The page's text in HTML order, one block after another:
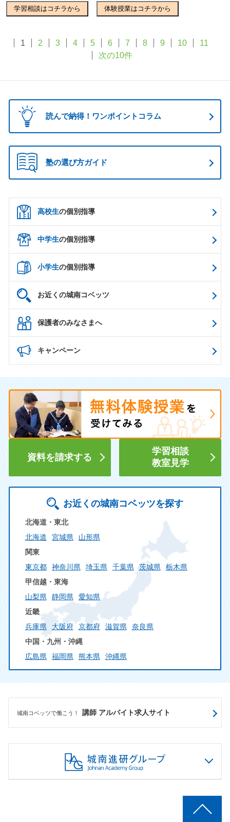
学習相談はコチラから 体験授業はコチラから
1 2 3 4 5 6 7 8 9 10
11
次の10件
読んで納得！ワンポイントコラム
塾の選び方ガイド
高校生の個別指導
中学生の個別指導
小学生の個別指導
お近くの城南コベッツ
保護者のみなさまへ
キャンペーン
資料を請求する
学習相談
教室見学
お近くの城南コベッツを探す
北海道・東北
北海道
宮城県
山形県
関東
東京都
神奈川県 埼玉県 千葉県 茨城県
栃木県
甲信越・東海
山梨県
静岡県
愛知県
近畿
兵庫県
大阪府 京都府 滋賀県
奈良県
中国・九州・沖縄
広島県
福岡県 熊本県 沖縄県
城南コベッツで働こう！ 講師 アルバイト求人サイト